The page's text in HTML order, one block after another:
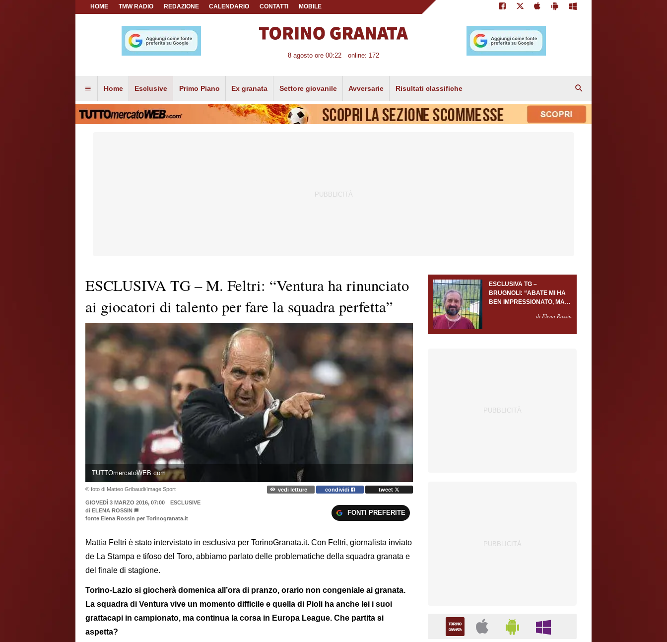
HOME TMW RADIO REDAZIONE CALENDARIO CONTATTI MOBILE
8 agosto ore 00:22 online: 172
Home Esclusive Primo Piano Ex granata Settore giovanile Avversarie Risultati classifiche
ESCLUSIVA TG – M. Feltri: “Ventura ha rinunciato
ai giocatori di talento per fare la squadra perfetta”
TUTTOmercatoWEB.com
© foto di Matteo Gribaudi/Image Sport vedi letture condividi tweet
GIOVEDÌ 3 MARZO 2016, 07:00
ESCLUSIVE
di ELENA ROSSIN
fonte Elena Rossin per Torinogranata.it
FONTI PREFERITE
Mattia Feltri è stato intervistato in esclusiva per TorinoGranata.it. Con Feltri, giornalista inviato
de La Stampa e tifoso del Toro, abbiamo parlato delle problematiche della squadra granata e
del finale di stagione.
Torino-Lazio si giocherà domenica all’ora di pranzo, orario non congeniale ai granata.
La squadra di Ventura vive un momento difficile e quella di Pioli ha anche lei i suoi
grattacapi in campionato, ma continua la corsa in Europa League. Che partita si
aspetta?
ESCLUSIVA TG –
BRUGNOLI: “ABATE MI HA
BEN IMPRESSIONATO, MA
PORTIERE SERVONOdi Elena Rossin